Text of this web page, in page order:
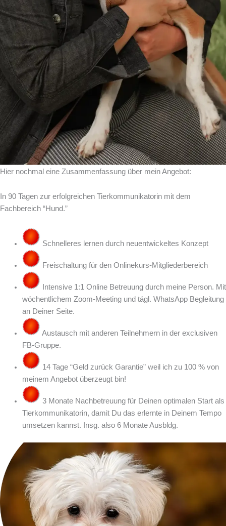
Hier nochmal eine Zusammenfassung über mein Angebot:
In 90 Tagen zur erfolgreichen Tierkommunikatorin mit dem
Fachbereich “Hund.”
Schnelleres lernen durch neuentwickeltes Konzept
Freischaltung für den Onlinekurs-Mitgliederbereich
Intensive 1:1 Online Betreuung durch meine Person. Mit
wöchentlichem Zoom-Meeting und tägl. WhatsApp Begleitung
an Deiner Seite.
Austausch mit anderen Teilnehmern in der exclusiven
FB-Gruppe.
14 Tage “Geld zurück Garantie” weil ich zu 100 % von
meinem Angebot überzeugt bin!
3 Monate Nachbetreuung für Deinen optimalen Start als
Tierkommunikatorin, damit Du das erlernte in Deinem Tempo
umsetzen kannst. Insg. also 6 Monate Ausbldg.